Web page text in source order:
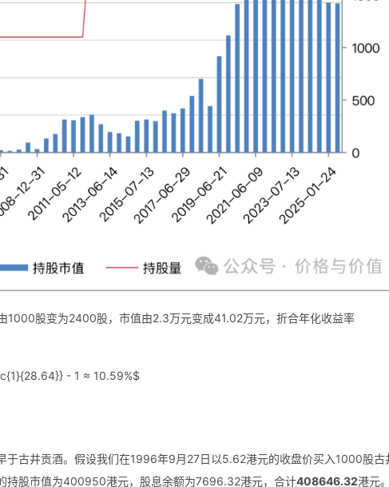
1000股变为2400股，市值由2.3万元变成41.02万元，折合年化收益率
- 1 ≈ 10.59%$
于古井贡酒。假设我们在1996年9月27日以5.62港元的收盘价买入1000股古
持股市值为400950港元，股息余额为7696.32港元，合计408646.32港元。